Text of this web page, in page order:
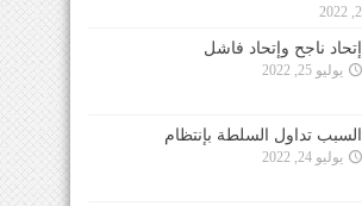
إتحاد ناجح وإتحاد فاشل
يوليو 25, 2022
السبب تداول السلطة بإنتظام
يوليو 24, 2022